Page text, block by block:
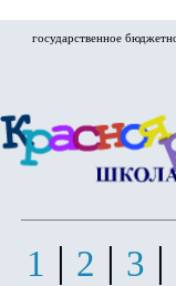
государственное
1 | 2 | 3 |